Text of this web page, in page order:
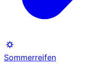
Sommerreifen